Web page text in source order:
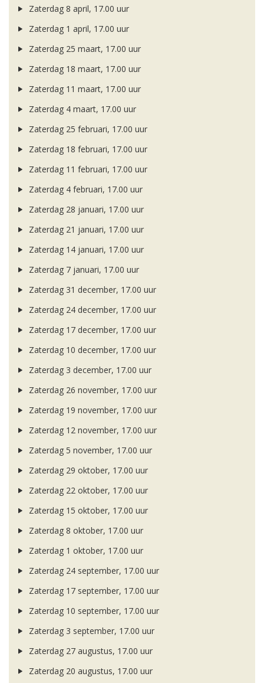
Zaterdag 8 april, 17.00 uur
Zaterdag 1 april, 17.00 uur
Zaterdag 25 maart, 17.00 uur
Zaterdag 18 maart, 17.00 uur
Zaterdag 11 maart, 17.00 uur
Zaterdag 4 maart, 17.00 uur
Zaterdag 25 februari, 17.00 uur
Zaterdag 18 februari, 17.00 uur
Zaterdag 11 februari, 17.00 uur
Zaterdag 4 februari, 17.00 uur
Zaterdag 28 januari, 17.00 uur
Zaterdag 21 januari, 17.00 uur
Zaterdag 14 januari, 17.00 uur
Zaterdag 7 januari, 17.00 uur
Zaterdag 31 december, 17.00 uur
Zaterdag 24 december, 17.00 uur
Zaterdag 17 december, 17.00 uur
Zaterdag 10 december, 17.00 uur
Zaterdag 3 december, 17.00 uur
Zaterdag 26 november, 17.00 uur
Zaterdag 19 november, 17.00 uur
Zaterdag 12 november, 17.00 uur
Zaterdag 5 november, 17.00 uur
Zaterdag 29 oktober, 17.00 uur
Zaterdag 22 oktober, 17.00 uur
Zaterdag 15 oktober, 17.00 uur
Zaterdag 8 oktober, 17.00 uur
Zaterdag 1 oktober, 17.00 uur
Zaterdag 24 september, 17.00 uur
Zaterdag 17 september, 17.00 uur
Zaterdag 10 september, 17.00 uur
Zaterdag 3 september, 17.00 uur
Zaterdag 27 augustus, 17.00 uur
Zaterdag 20 augustus, 17.00 uur